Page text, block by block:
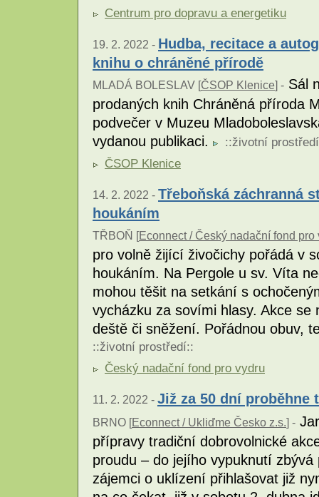
Centrum pro dopravu a energetiku
19. 2. 2022 - Hudba, recitace a
knihu o chráněné přírodě
MLADÁ BOLESLAV [ČSOP Klenice] - Sál
prodaných knih Chráněná příroda
podvečer v Muzeu
vydanou publikaci.
::životní prostředí
ČSOP Klenice
14. 2. 2022 - Třeboňská záchranná
houkáním
TŘBOŇ [Econnect / Český nadační fond pro
pro volně žijící živočichy pořádá v
houkáním. Na Pergole u sv. Víta
mohou těšit na setkání s
vycházku za sovími hlasy. Akce
deště či sněžení. Pořádnou obuv,
::životní prostředí::
Český nadační fond pro vydru
11. 2. 2022 - Již za 50 dní
BRNO [Econnect / Ukliďme Česko z.s.] -
přípravy tradiční dobrovolnické
proudu – do jejího vypuknutí
zájemci o uklízení přihlašovat již